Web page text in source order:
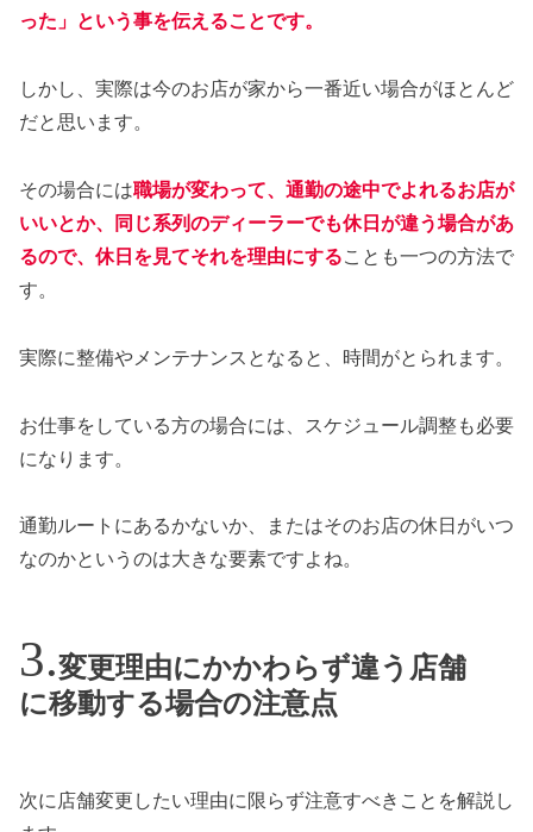
った」という事を伝えることです。
しかし、実際は今のお店が家から一番近い場合がほとんど
だと思います。
その場合には職場が変わって、通勤の途中でよれるお店が
いいとか、同じ系列のディーラーでも休日が違う場合があ
るので、休日を見てそれを理由にすることも一つの方法で
す。
実際に整備やメンテナンスとなると、時間がとられます。
お仕事をしている方の場合には、スケジュール調整も必要
になります。
通勤ルートにあるかないか、またはそのお店の休日がいつ
なのかというのは大きな要素ですよね。
変更理由にかかわらず違う店舗
に移動する場合の注意点
次に店舗変更したい理由に限らず注意すべきことを解説し